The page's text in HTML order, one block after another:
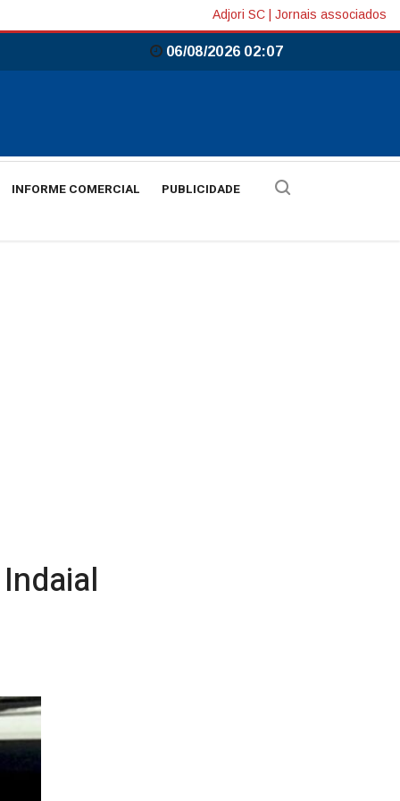
Adjori SC Jornais associados
06/08/2026 02:07
INFORME COMERCIAL PUBLICIDADE